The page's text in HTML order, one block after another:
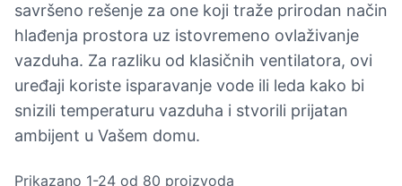
savršeno rešenje za one koji traže prirodan način
hlađenja prostora uz istovremeno ovlaživanje
vazduha. Za razliku od klasičnih ventilatora, ovi
uređaji koriste isparavanje vode ili leda kako bi
snizili temperaturu vazduha i stvorili prijatan
ambijent u Vašem domu.
Prikazano 1-24 od 80 proizvoda